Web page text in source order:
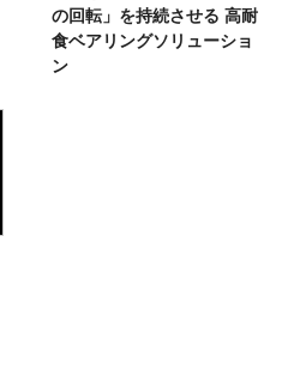
の回転」を持続させる 高耐
食ベアリングソリューショ
ン